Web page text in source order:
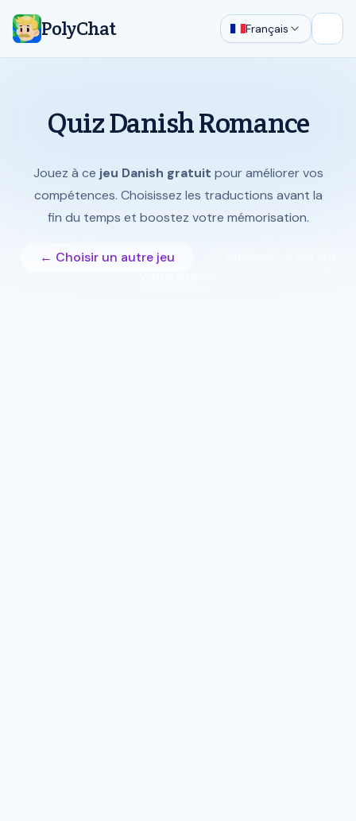
PolyChat Français
Quiz Danish Romance
Jouez à ce jeu Danish gratuit pour améliorer vos
compétences. Choisissez les traductions avant la
fin du temps et boostez votre mémorisation.
← Choisir un autre jeu